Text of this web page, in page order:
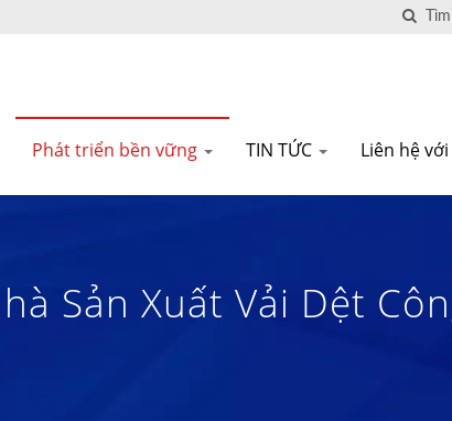
Phát triển bền vững TIN TỨC Liên hệ
Sản Xuất Vải Dệt
Foam Từ Năm